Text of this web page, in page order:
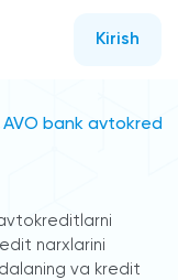
Kirish
AVO bank
narxlarini
va kredit